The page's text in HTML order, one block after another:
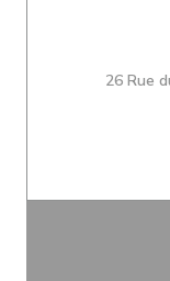
26 Rue